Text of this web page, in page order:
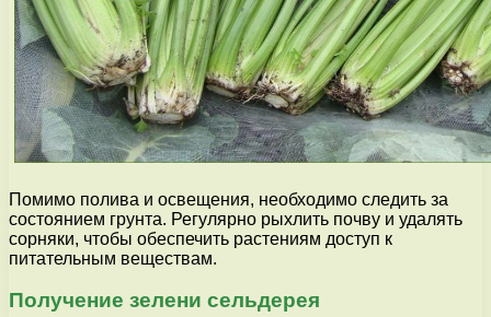
Помимо полива и освещения, необходимо следить за
состоянием грунта. Регулярно рыхлить почву и удалять
сорняки, чтобы обеспечить растениям доступ к
питательным веществам.
Получение зелени сельдерея